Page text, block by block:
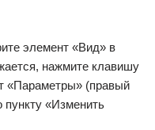
элемент «Вид» в
нажмите клавишу
«Параметры» (правый
пункту «Изменить